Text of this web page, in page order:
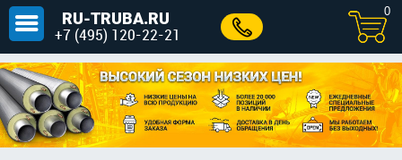
RU-TRUBA.RU
+7 (495) 120-22-21
0